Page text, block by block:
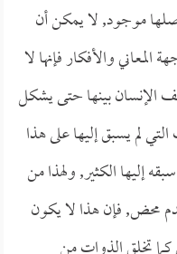
موجود, لا يمكن أن
والأفكار فإنها لا
الإنسان بينها حتى يشكل
لم يسبق إليها على هذا
إليها الكثير, ولهذا من
محض, فإن هذا لا يكون